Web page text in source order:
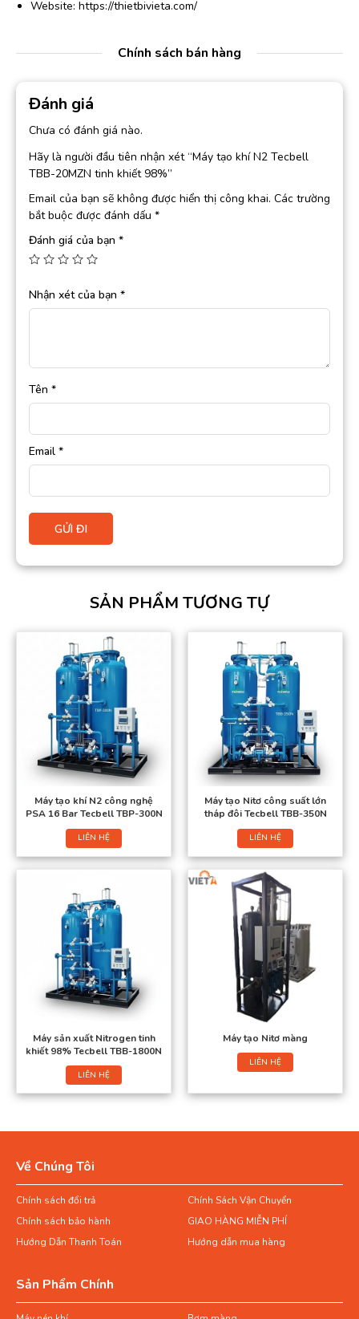
Website: https://thietbivieta.com/
Chính sách bán hàng
Đánh giá
Chưa có đánh giá nào.
Hãy là người đầu tiên nhận xét “Máy tạo khí N2 Tecbell
TBB-20MZN tinh khiết 98%”
Email của bạn sẽ không được hiển thị công khai. Các trường
bắt buộc được đánh dấu *
Đánh giá của bạn *
Nhận xét của bạn *
Tên *
Email *
SẢN PHẨM TƯƠNG TỰ
Máy tạo khí N2 công nghệ
PSA 16 Bar Tecbell TBP-300N
LIÊN HỆ
Máy tạo Nitơ công suất lớn
tháp đôi Tecbell TBB-350N
LIÊN HỆ
Máy sản xuất Nitrogen tinh
khiết 98% Tecbell TBB-1800N
LIÊN HỆ
Máy tạo Nitơ màng
LIÊN HỆ
Về Chúng Tôi
Chính sách đổi trả
Chính Sách Vận Chuyển
Chính sách bảo hành
GIAO HÀNG MIỄN PHÍ
Hướng Dẫn Thanh Toán
Hướng dẫn mua hàng
Sản Phẩm Chính